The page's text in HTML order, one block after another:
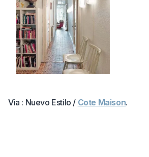
Via : Nuevo Estilo / Cote Maison.